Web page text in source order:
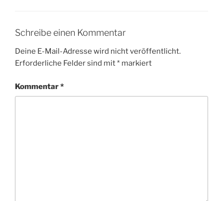
Schreibe einen Kommentar
Deine E-Mail-Adresse wird nicht veröffentlicht.
Erforderliche Felder sind mit* markiert
Kommentar*